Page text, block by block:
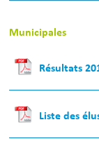
Municipales
Résultats
Liste des